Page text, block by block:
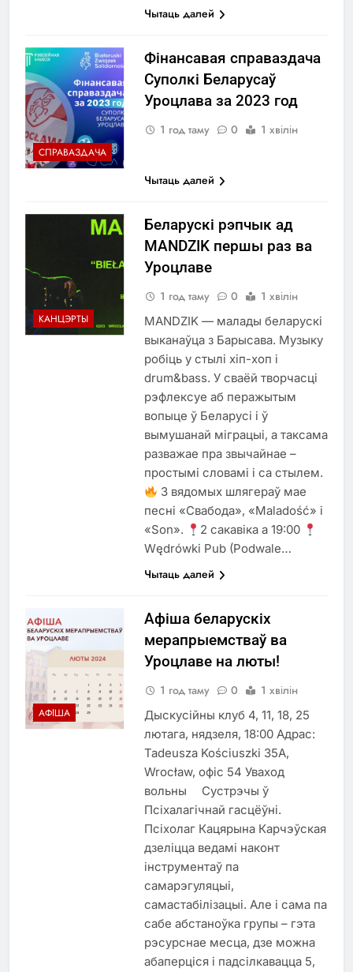
Чытаць далей
СПРАВАЗДАЧА
Фінансавая справаздача
Суполкі Беларусаў
Уроцлава за 2023 год
1 год таму 0 1 хвілін
Чытаць далей
КАНЦЭРТЫ
Беларускі рэпчык ад
MANDZIK першы раз ва
Уроцлаве
1 год таму 0 1 хвілін
MANDZIK — малады беларускі
выканаўца з Барысава. Музыку
робіць у стылі хіп-хоп і
drum&bass. У сваёй творчасці
рэфлексуе аб перажытым
вопыце ў Беларусі і ў
вымушанай міграцыі, а таксама
разважае пра звычайнае –
простымі словамі і са стылем.
З вядомых шлягераў мае
песні «Свабода», «Maladość» i
«Son».
2 сакавіка а 19:00
Wędrówki Pub (Podwale…
Чытаць далей
АФІША
Афіша беларускіх
мерапрыемстваў ва
Уроцлаве на люты!
1 год таму 0 1 хвілін
Дыскусійны клуб 4, 11, 18, 25
лютага, нядзеля, 18:00 Адрас:
Tadeusza Kościuszki 35A,
Wrocław, офіс 54 Уваход
вольны ⠀ Cустрэчы ў
Псіхалагічнай гасцёўні.
Псіхолаг Кацярына Карчэўская
дзеліцца ведамі наконт
інструментаў па
самарэгуляцыі,
самастабілізацыі. Але і сама па
сабе абстаноўка групы – гэта
рэсурснае месца, дзе можна
абаперціся і падсілкавацца 5,